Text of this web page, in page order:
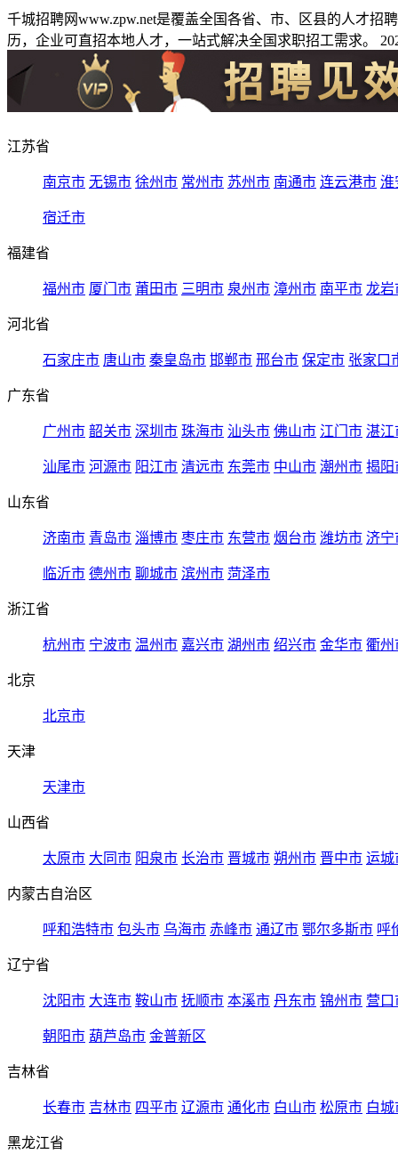
千城招聘网www.zpw.net是覆盖全国各省、市、区县的人才
历，企业可直招本地人才，一站式解决全国求职招工需求。
江苏省
南京市 无锡市 徐州市 常州市 苏州市 南通市 连云港市 淮
宿迁市
福建省
福州市 厦门市 莆田市 三明市 泉州市 漳州市 南平市 龙岩
河北省
石家庄市 唐山市 秦皇岛市 邯郸市 邢台市 保定市 张家口
广东省
广州市 韶关市 深圳市 珠海市 汕头市 佛山市 江门市 湛江
汕尾市 河源市 阳江市 清远市 东莞市 中山市 潮州市 揭阳
山东省
济南市 青岛市 淄博市 枣庄市 东营市 烟台市 潍坊市 济宁
临沂市 德州市 聊城市 滨州市 菏泽市
浙江省
杭州市 宁波市 温州市 嘉兴市 湖州市 绍兴市 金华市 衢州
北京
北京市
天津
天津市
山西省
太原市 大同市 阳泉市 长治市 晋城市 朔州市 晋中市 运城
内蒙古自治区
呼和浩特市 包头市 乌海市 赤峰市 通辽市 鄂尔多斯市 呼
辽宁省
沈阳市 大连市 鞍山市 抚顺市 本溪市 丹东市 锦州市 营口
朝阳市 葫芦岛市 金普新区
吉林省
长春市 吉林市 四平市 辽源市 通化市 白山市 松原市 白城
黑龙江省